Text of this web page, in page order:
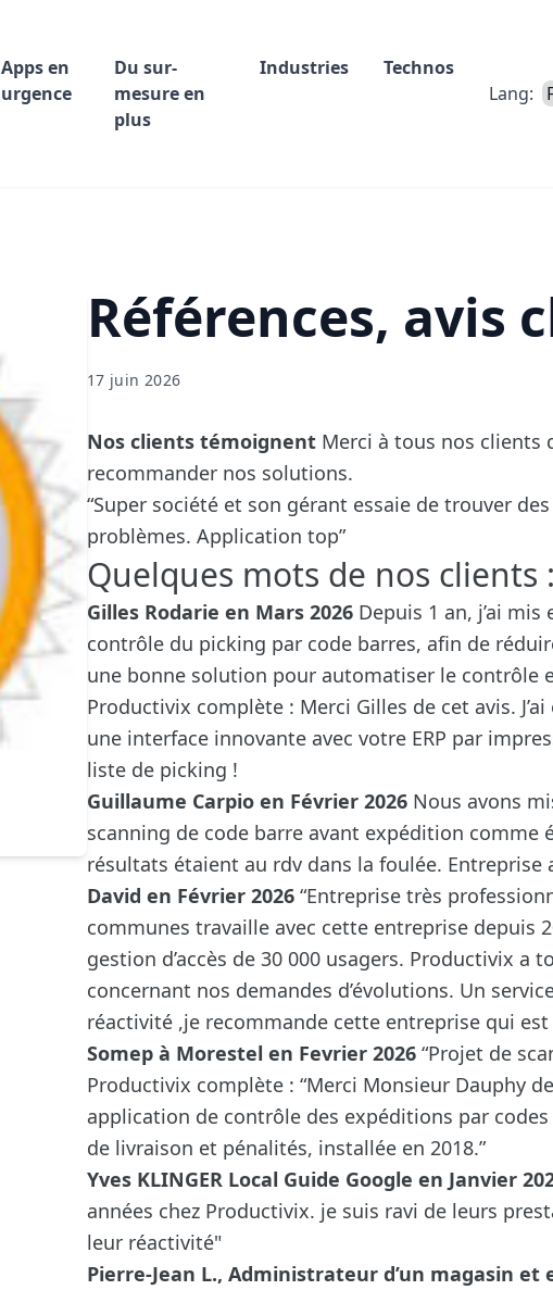
Apps en
urgence
Du sur-
mesure en
plus
Industries
Technos
Lang:
Références, avis
17 juin 2026
Nos clients témoignent Merci à tous nos
recommander nos solutions.
“Super société et son gérant essaie de trouver
problèmes. Application top”
Quelques mots de nos clients :
Gilles Rodarie en Mars 2026 Depuis 1 an, j’ai
contrôle du picking par code barres, afin de
une bonne solution pour automatiser le contrôle
Productivix complète : Merci Gilles de cet avis.
une interface innovante avec votre ERP par
liste de picking !
Guillaume Carpio en Février 2026 Nous avons
scanning de code barre avant expédition comme
résultats étaient au rdv dans la foulée. Entreprise
David en Février 2026 “Entreprise très
communes travaille avec cette entreprise depuis
gestion d’accès de 30 000 usagers. Productivix a
concernant nos demandes d’évolutions. Un
réactivité ,je recommande cette entreprise qui est
Somep à Morestel en Fevrier 2026 “Projet de
Productivix complète : “Merci Monsieur Dauphy
application de contrôle des expéditions par
de livraison et pénalités, installée en 2018.”
Yves KLINGER Local Guide Google en Janvier
années chez Productivix. je suis ravi de leurs
leur réactivité"
Pierre-Jean L., Administrateur d’un magasin